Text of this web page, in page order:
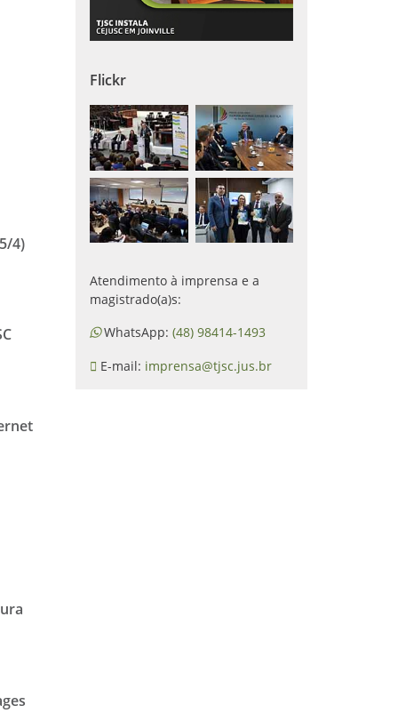
4)
Flickr
Atendimento à imprensa e a
magistrado(a)s:
WhatsApp: (48) 98414-1493
E-mail: imprensa@tjsc.jus.br